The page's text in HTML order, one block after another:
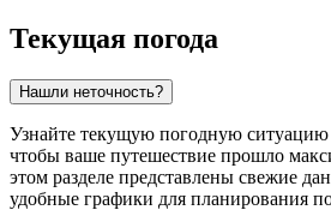
Текущая погода
Нашли неточность?
Узнайте текущую погодную ситуацию
чтобы ваше путешествие прошло
этом разделе представлены свежие
удобные графики для планирования